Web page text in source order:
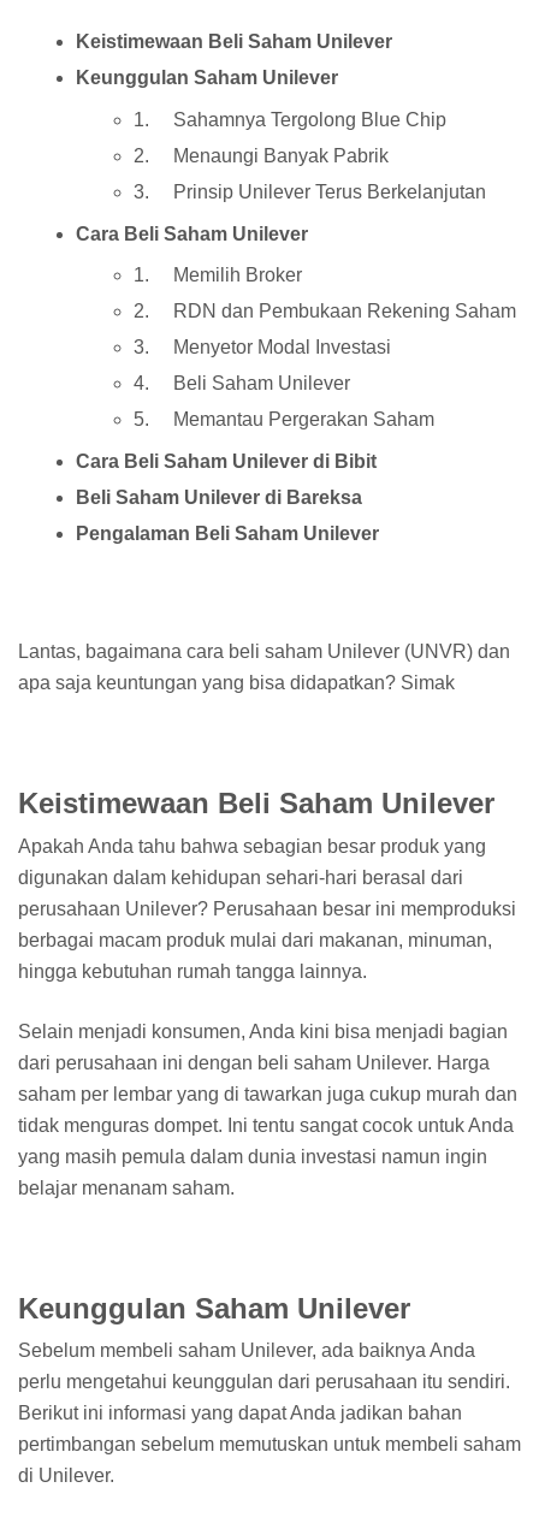
Keistimewaan Beli Saham Unilever
Keunggulan Saham Unilever
1. Sahamnya Tergolong Blue Chip
2. Menaungi Banyak Pabrik
3. Prinsip Unilever Terus Berkelanjutan
Cara Beli Saham Unilever
1. Memilih Broker
2. RDN dan Pembukaan Rekening Saham
3. Menyetor Modal Investasi
4. Beli Saham Unilever
5. Memantau Pergerakan Saham
Cara Beli Saham Unilever di Bibit
Beli Saham Unilever di Bareksa
Pengalaman Beli Saham Unilever
Lantas, bagaimana cara beli saham Unilever (UNVR) dan
apa saja keuntungan yang bisa didapatkan? Simak
Keistimewaan Beli Saham Unilever
Apakah Anda tahu bahwa sebagian besar produk yang
digunakan dalam kehidupan sehari-hari berasal dari
perusahaan Unilever? Perusahaan besar ini memproduksi
berbagai macam produk mulai dari makanan, minuman,
hingga kebutuhan rumah tangga lainnya.
Selain menjadi konsumen, Anda kini bisa menjadi bagian
dari perusahaan ini dengan beli saham Unilever. Harga
saham per lembar yang di tawarkan juga cukup murah dan
tidak menguras dompet. Ini tentu sangat cocok untuk Anda
yang masih pemula dalam dunia investasi namun ingin
belajar menanam saham.
Keunggulan Saham Unilever
Sebelum membeli saham Unilever, ada baiknya Anda
perlu mengetahui keunggulan dari perusahaan itu sendiri.
Berikut ini informasi yang dapat Anda jadikan bahan
pertimbangan sebelum memutuskan untuk membeli saham
di Unilever.